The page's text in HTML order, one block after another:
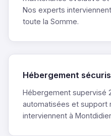
Nos experts
toute la Somme.
Hébergement
Hébergement supervisé
automatisées et support
interviennent à